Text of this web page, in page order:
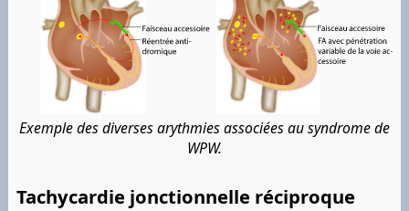
Exemple des diverses arythmies associées au syndrome de
WPW.
Tachycardie jonctionnelle réciproque